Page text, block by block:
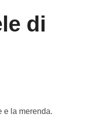
di
e la merenda.